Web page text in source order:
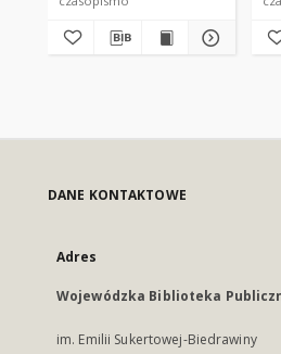
DANE KONTAKTOWE
Adres
Wojewódzka Biblioteka
im. Emilii Sukertowej-Biedrawiny